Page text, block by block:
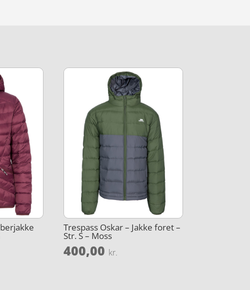
Trespass Oskar – Jakke foret –
Str. S – Moss
400,00 kr.